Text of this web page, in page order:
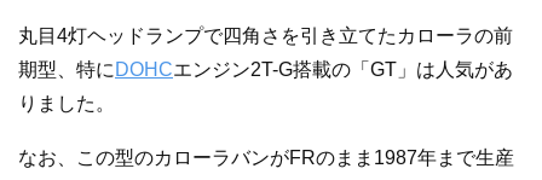
丸目4灯ヘッドランプで四角さを引き立てたカローラの前
期型、特に DOHCエンジン2T-G搭載の「GT」は人気があ
りました。
なお、この型のカローラバンがFRのまま1987年まで生産